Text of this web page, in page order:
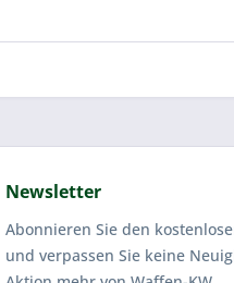
Newsletter
Abonnieren Sie den
und verpassen Sie keine